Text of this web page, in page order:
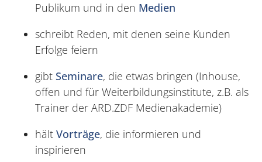
Publikum und in den Medien
schreibt Reden, mit denen seine Kunden
Erfolge feiern
gibt Seminare, die etwas bringen (Inhouse,
offen und für Weiterbildungsinstitute, z.B. als
Trainer der ARD.ZDF Medienakademie)
hält Vorträge, die informieren und
inspirieren